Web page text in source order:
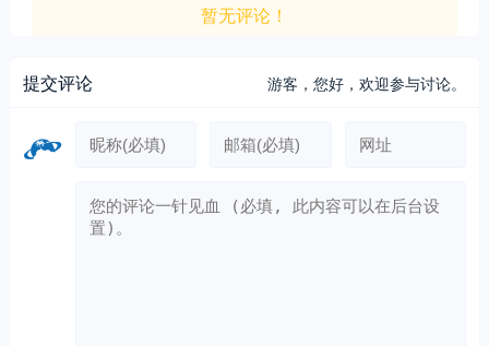
暂无评论！
提交评论 游客，您好，欢迎参与讨论。